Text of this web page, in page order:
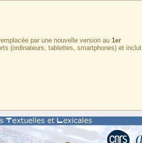
par une nouvelle version au 1er
(ordinateurs, tablettes, smartphones) et inclut